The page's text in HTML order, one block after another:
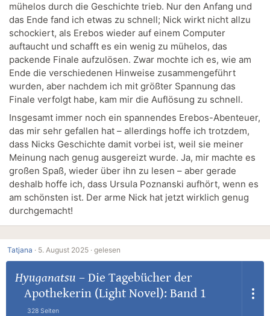
mühelos durch die Geschichte trieb. Nur den Anfang und
das Ende fand ich etwas zu schnell; Nick wirkt nicht allzu
schockiert, als Erebos wieder auf einem Computer
auftaucht und schafft es ein wenig zu mühelos, das
packende Finale aufzulösen. Zwar mochte ich es, wie am
Ende die verschiedenen Hinweise zusammengeführt
wurden, aber nachdem ich mit größter Spannung das
Finale verfolgt habe, kam mir die Auflösung zu schnell.
Insgesamt immer noch ein spannendes Erebos-Abenteuer,
das mir sehr gefallen hat – allerdings hoffe ich trotzdem,
dass Nicks Geschichte damit vorbei ist, weil sie meiner
Meinung nach genug ausgereizt wurde. Ja, mir machte es
großen Spaß, wieder über ihn zu lesen – aber gerade
deshalb hoffe ich, dass Ursula Poznanski aufhört, wenn es
am schönsten ist. Der arme Nick hat jetzt wirklich genug
durchgemacht!
Tatjana · 5. August 2025 · gelesen
Hyuganatsu – Die Tagebücher der
Apothekerin (Light Novel): Band 1
328 Seiten